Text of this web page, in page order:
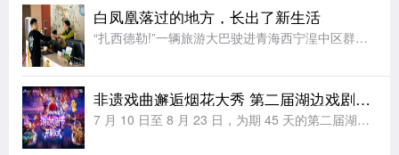
白凤凰落过的地方，长出了新生活
“扎西德勒!”一辆旅游大巴驶进青海西宁湟中区群加国家森林公园，车门打开，“云上群加·金陵山水”露营基地工作人员切桑卓玛迎上前，为客人们献上洁白的哈达。七月的高原，山风裹着草木清甜。山野间，露营基地建设
非遗戏曲邂逅烟花大秀 第二届湖边戏剧节即将点亮阳澄
7 月 10 日至 8 月 23 日，为期 45 天的第二届湖边戏剧节将在海合安苏州阳澄半岛乐园正式开演。本届延续大众戏剧核心定位，以 “非遗狂欢・全民玩戏” 为全新主张，深度整合国家级非遗戏曲、民间